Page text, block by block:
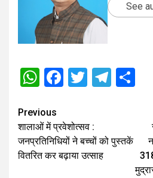
See
WhatsApp
Facebook
Twitter
Post
navigation
Previous
शालाओं में प्रवेशोत्सव :
जनप्रतिनिधियों ने बच्चों को पुस्तकें
वितरित कर बढ़ाया उत्साह